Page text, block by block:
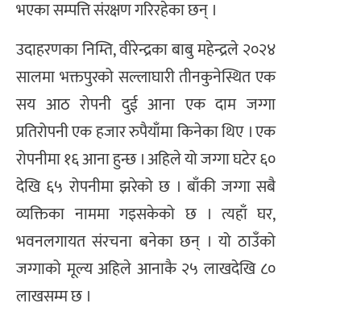
भएका सम्पत्ति संरक्षण गरिरहेका छन् ।
उदाहरणका निम्ति, वीरेन्द्रका बाबु महेन्द्रले २०२४
सालमा भक्तपुरको सल्लाघारी तीनकुनेस्थित एक
सय आठ रोपनी दुई आना एक दाम जग्गा
प्रतिरोपनी एक हजार रुपैयाँमा किनेका थिए । एक
रोपनीमा १६ आना हुन्छ । अहिले यो जग्गा घटेर ६०
देखि ६५ रोपनीमा झरेको छ । बाँकी जग्गा सबै
व्यक्तिका नाममा गइसकेको छ । त्यहाँ घर,
भवनलगायत संरचना बनेका छन् । यो ठाउँको
जग्गाको मूल्य अहिले आनाकै २५ लाखदेखि ८०
लाखसम्म छ ।